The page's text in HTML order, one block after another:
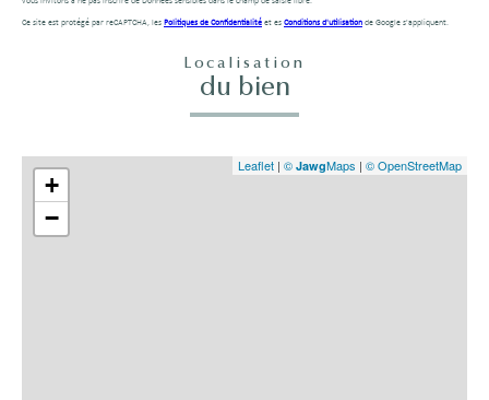
Ce site est protégé par reCAPTCHA, les Politiques de Confidentialité et es Conditions d'utilisation de Google s'appliquent.
Localisation
du bien
+
−
Leaflet | © JawgMaps | © OpenStreetMap